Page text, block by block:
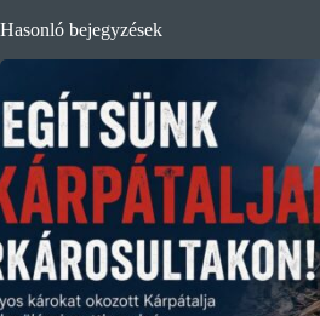
Hasonló bejegyzések